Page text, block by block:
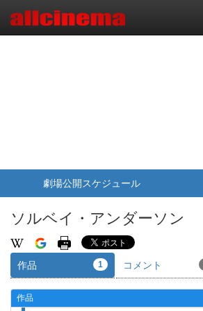
劇場公開スケジュール
ソルベイ・アンダーソン
作品 1 コメント
作品